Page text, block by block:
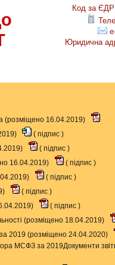
Код за
Юридична
(розміщено 16.04.2019)
( підпис )
( підпис )
16.04.2019)
( підпис )
( підпис )
( підпис )
( підпис )
(розміщено 18.04.2019)
за 2019 (розміщено 24.04.2020)
МСФЗ за 2019Документи